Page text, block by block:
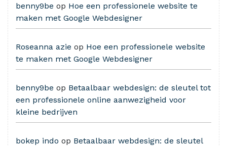
benny9be op Hoe een professionele website te
maken met Google Webdesigner
Roseanna azie op Hoe een professionele website
te maken met Google Webdesigner
benny9be op Betaalbaar webdesign: de sleutel tot
een professionele online aanwezigheid voor
kleine bedrijven
bokep indo op Betaalbaar webdesign: de sleutel